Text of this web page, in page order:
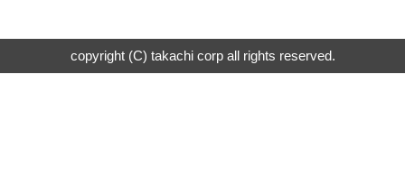
copyright (C) takachi corp all rights reserved.